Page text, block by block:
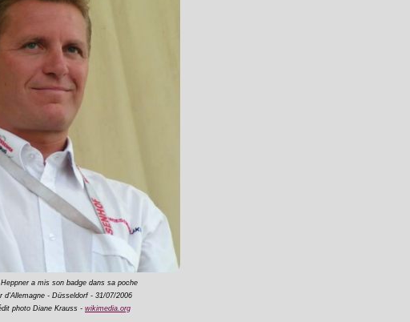
a mis son badge dans sa poche
d'Allemagne - Düsseldorf - 31/07/2006
photo Diane Krauss - wikimedia.org